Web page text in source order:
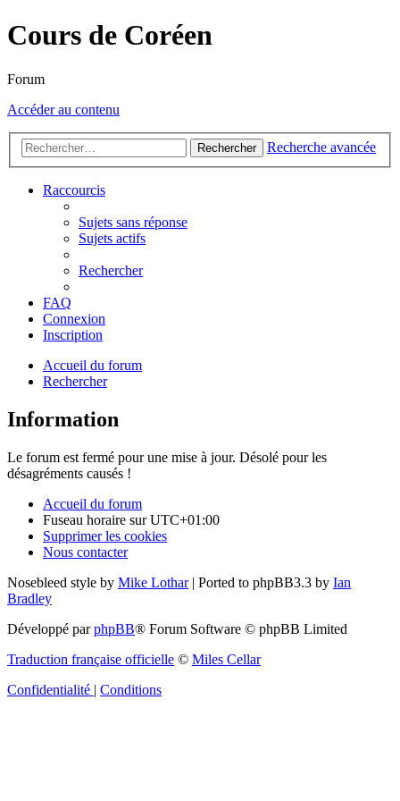
Cours de Coréen
Forum
Accéder au contenu
Rechercher Recherche avancée
Raccourcis
Sujets sans réponse
Sujets actifs
Rechercher
FAQ
Connexion
Inscription
Accueil du forum
Rechercher
Information
Le forum est fermé pour une mise à jour. Désolé pour les
désagréments causés !
Accueil du forum
Fuseau horaire surUTC+01:00
Supprimer les cookies
Nous contacter
Nosebleed style by Mike Lothar| Ported to phpBB3.3 by Ian
Bradley
Développé parphpBB® Forum Software © phpBB Limited
Traduction française officielle © Miles Cellar
Confidentialité | Conditions